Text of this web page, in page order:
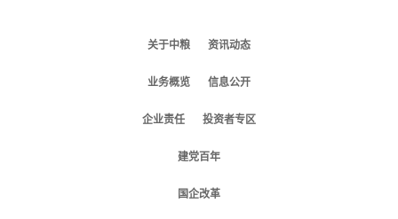
关于中粮 资讯动态
业务概览 信息公开
企业责任 投资者专区
建党百年
国企改革